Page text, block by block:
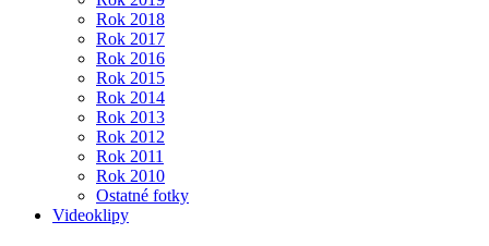
Rok 2018
Rok 2017
Rok 2016
Rok 2015
Rok 2014
Rok 2013
Rok 2012
Rok 2011
Rok 2010
Ostatné fotky
Videoklipy